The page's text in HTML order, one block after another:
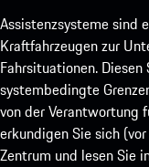
Assistenzsysteme sind
Kraftfahrzeugen zur
Fahrsituationen.
systembedingte
von der Verantwortung
erkundigen Sie sich
Zentrum und lesen Sie